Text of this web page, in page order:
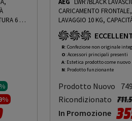
6 KG,
GIRI
ROCN
da
AEG LWR7BLACK
CARICAMENTO
LAVAGGIO 10 KG,
KG, 13 PROGRAMMI,
GIRI 1551 RPM, NERO, CLASSE
GRADING ROAN - 5%-
5%
R: Confezione non originale
O: Accessori principali presenti
A: Estetica prodotto come nuovo
N: Prodotto funzionante
Prodotto Nuovo
Ricondizionato
In Promozione